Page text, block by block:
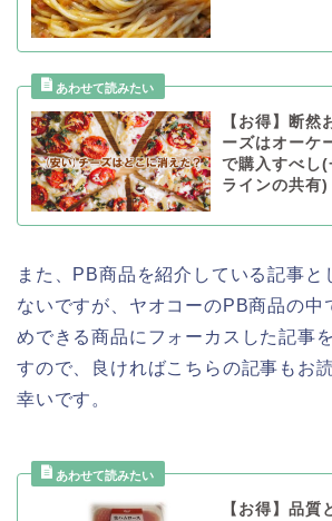
【お得】断然
ーズはオーケ
で購入すべし
ラインの共有)
また、PB商品を紹介している記事と
ないですが、ヤオコーのPB商品の中
めできる商品にフォーカスした記事
すので、良ければこちらの記事もお
幸いです。
【お得】品質